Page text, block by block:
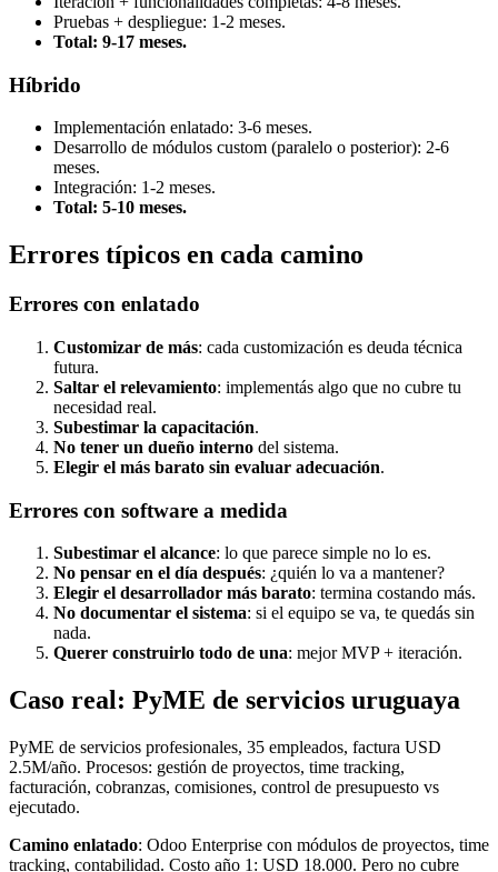
Pruebas + despliegue: 1-2 meses.
Total: 9-17 meses.
Híbrido
Implementación enlatado: 3-6 meses.
Desarrollo de módulos custom (paralelo o posterior): 2-6
meses.
Integración: 1-2 meses.
Total: 5-10 meses.
Errores típicos en cada camino
Errores con enlatado
Customizar de más: cada customización es deuda técnica
futura.
Saltar el relevamiento: implementás algo que no cubre tu
necesidad real.
Subestimar la capacitación.
No tener un dueño interno del sistema.
Elegir el más barato sin evaluar adecuación.
Errores con software a medida
Subestimar el alcance: lo que parece simple no lo es.
No pensar en el día después: ¿quién lo va a mantener?
Elegir el desarrollador más barato: termina costando más.
No documentar el sistema: si el equipo se va, te quedás sin
nada.
Querer construirlo todo de una: mejor MVP + iteración.
Caso real: PyME de servicios uruguaya
PyME de servicios profesionales, 35 empleados, factura USD
2.5M/año. Procesos: gestión de proyectos, time tracking,
facturación, cobranzas, comisiones, control de presupuesto vs
ejecutado.
Camino enlatado: Odoo Enterprise con módulos de proyectos, time
tracking, contabilidad. Costo año 1: USD 18.000. Pero no cubre